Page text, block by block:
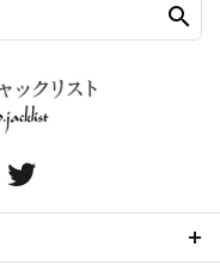
search